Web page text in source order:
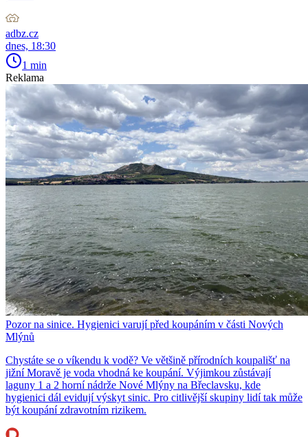
adbz.cz
dnes, 18:30
1 min
Reklama
Pozor na sinice. Hygienici varují před koupáním v části Nových
Mlýnů
Chystáte se o víkendu k vodě? Ve většině přírodních koupališť na
jižní Moravě je voda vhodná ke koupání. Výjimkou zůstávají
laguny 1 a 2 horní nádrže Nové Mlýny na Břeclavsku, kde
hygienici dál evidují výskyt sinic. Pro citlivější skupiny lidí tak může
být koupání zdravotním rizikem.